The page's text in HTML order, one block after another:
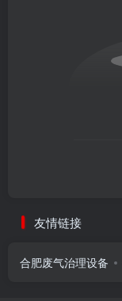
友情链接
合肥废气治理设备